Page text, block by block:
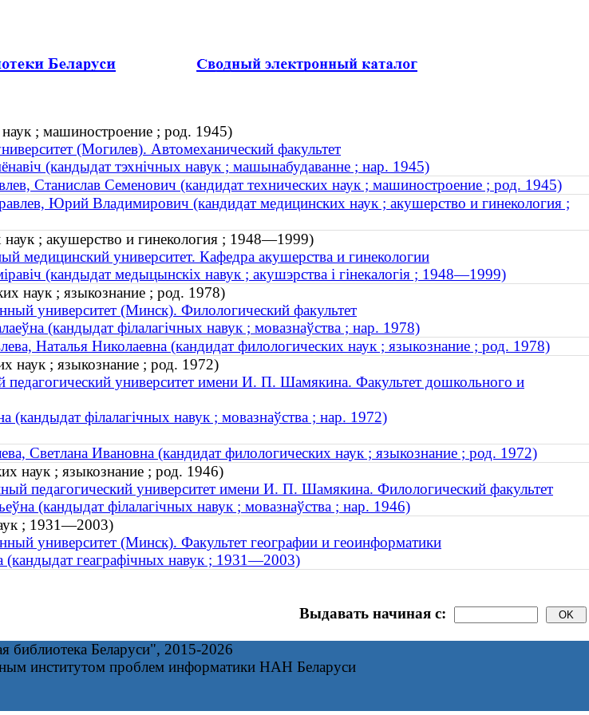
; машиностроение ; род. 1945)
(Могилев). Автомеханический факультет
(кандыдат тэхнічных навук ; машынабудаванне ; нар. 1945)
Станислав Семенович (кандидат технических наук ; машиностроение ; род. 1945)
Юрий Владимирович (кандидат медицинских наук ; акушерство и гинекология ;
; акушерство и гинекология ; 1948—1999)
медицинский университет. Кафедра акушерства и гинекологии
(кандыдат медыцынскіх навук ; акушэрства і гінекалогія ; 1948—1999)
наук ; языкознание ; род. 1978)
университет (Минск). Филологический факультет
(кандыдат філалагічных навук ; мовазнаўства ; нар. 1978)
Наталья Николаевна (кандидат филологических наук ; языкознание ; род. 1978)
наук ; языкознание ; род. 1972)
педагогический университет имени И. П. Шамякина. Факультет дошкольного и
(кандыдат філалагічных навук ; мовазнаўства ; нар. 1972)
Светлана Ивановна (кандидат филологических наук ; языкознание ; род. 1972)
наук ; языкознание ; род. 1946)
педагогический университет имени И. П. Шамякина. Филологический факультет
(кандыдат філалагічных навук ; мовазнаўства ; нар. 1946)
; 1931—2003)
университет (Минск). Факультет географии и геоинформатики
(кандыдат геаграфічных навук ; 1931—2003)
Выдавать начиная с:
библиотека Беларуси", 2015-2026
институтом проблем информатики НАН Беларуси